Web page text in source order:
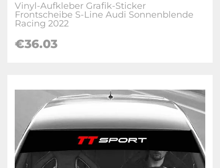
Vinyl-Aufkleber Grafik-Sticker
Frontscheibe S-Line Audi Sonnenblende
Racing 2022
€36.03